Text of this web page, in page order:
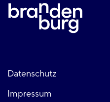
Fußzeile
Datenschutz
Impressum